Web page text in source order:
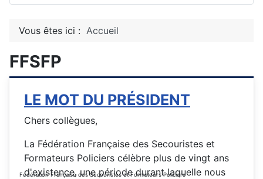
Fédération Française des Secouristes et Formateurs Policiers
Vous êtes ici : Accueil
FFSFP
LE MOT DU PRÉSIDENT
Chers collègues,
La Fédération Française des Secouristes et
Formateurs Policiers célèbre plus de vingt ans
d'existence, une période durant laquelle nous